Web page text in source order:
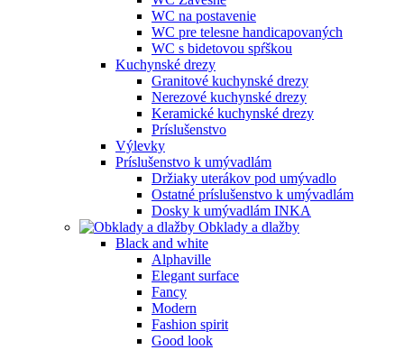
WC na postavenie
WC pre telesne handicapovaných
WC s bidetovou spŕškou
Kuchynské drezy
Granitové kuchynské drezy
Nerezové kuchynské drezy
Keramické kuchynské drezy
Príslušenstvo
Výlevky
Príslušenstvo k umývadlám
Držiaky uterákov pod umývadlo
Ostatné príslušenstvo k umývadlám
Dosky k umývadlám INKA
Obklady a dlažby
Black and white
Alphaville
Elegant surface
Fancy
Modern
Fashion spirit
Good look